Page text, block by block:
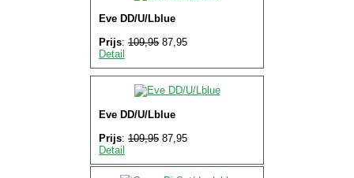
Eve DD/U/Lblue
Prijs: 109,95 87,95
Detail
Eve DD/U/Lblue
Prijs: 109,95 87,95
Detail